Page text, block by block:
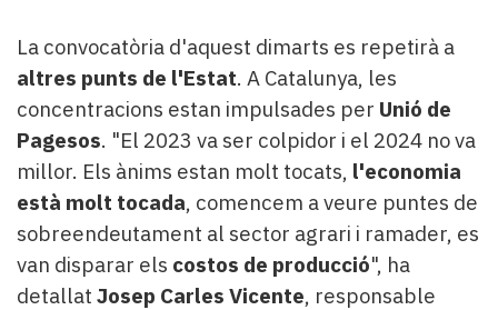
La convocatòria d'aquest dimarts es repetirà a
altres punts de l'Estat. A Catalunya, les
concentracions estan impulsades per Unió de
Pagesos. "El 2023 va ser colpidor i el 2024 no va
millor. Els ànims estan molt tocats, l'economia
està molt tocada, comencem a veure puntes de
sobreendeutament al sector agrari i ramader, es
van disparar els costos de producció", ha
detallat Josep Carles Vicente, responsable